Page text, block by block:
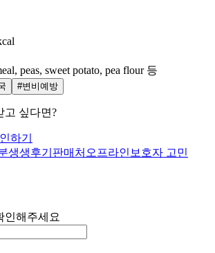
peas, sweet potato, pea flour 등
#변비예방
고 싶다면?
하기
생생후기 판매처 오프라인 보호자 고민
인해주세요